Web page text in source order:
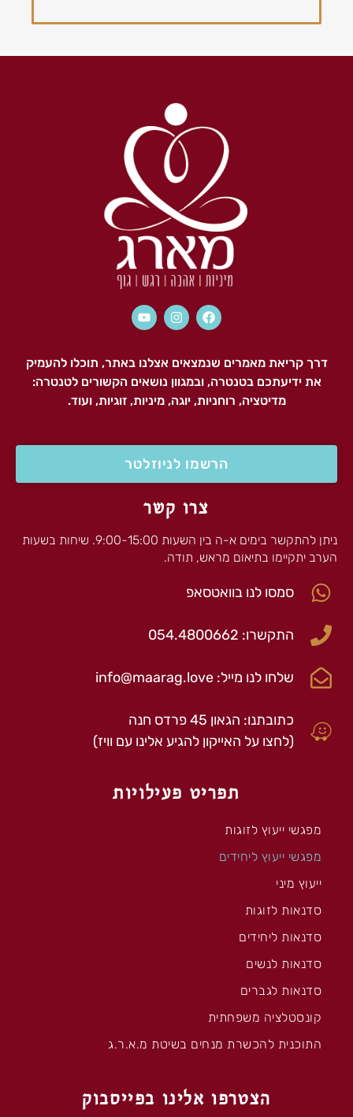
דרך קריאת מאמרים שנמצאים אצלנו באתר, תוכלו להעמיק
את ידיעתכם בטנטרה, ובמגוון נושאים הקשורים לטנטרה:
מדיטציה, רוחניות, יוגה, מיניות, זוגיות, ועוד.
הרשמו לניוזלטר
צרו קשר
ניתן להתקשר בימים א-ה בין השעות 9:00-15:00. שיחות בשעות
הערב יתקיימו בתיאום מראש, תודה.
סמסו לנו בוואטסאפ
התקשרו: 054.4800662
שלחו לנו מייל: info@maarag.love
כתובתנו: הגאון 45 פרדס חנה
(לחצו על האייקון להגיע אלינו עם וויז)
תפריט פעילויות
מפגשי ייעוץ לזוגות
מפגשי ייעוץ ליחידים
ייעוץ מיני
סדנאות לזוגות
סדנאות ליחידים
סדנאות לנשים
סדנאות לגברים
קונסטלציה משפחתית
התוכנית להכשרת מנחים בשיטת מ.א.ר.ג
הצטרפו אלינו בפייסבוק